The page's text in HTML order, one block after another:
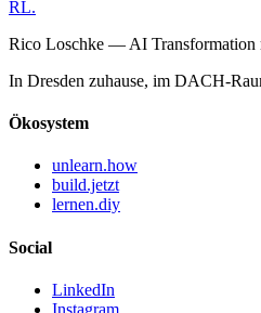
RL.
Rico Loschke — AI Transformation
In Dresden zuhause, im DACH-
Ökosystem
unlearn.how
build.jetzt
lernen.diy
Social
LinkedIn
Instagram